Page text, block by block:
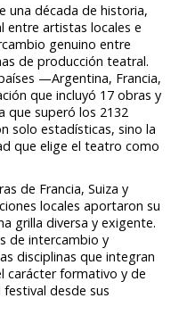
una década de historia,
entre artistas locales e
genuino entre
de producción teatral.
—Argentina, Francia,
que incluyó 17 obras y
que superó los 2132
solo estadísticas, sino la
que elige el teatro como
de Francia, Suiza y
locales aportaron su
grilla diversa y exigente.
de intercambio y
disciplinas que integran
carácter formativo y de
desde sus